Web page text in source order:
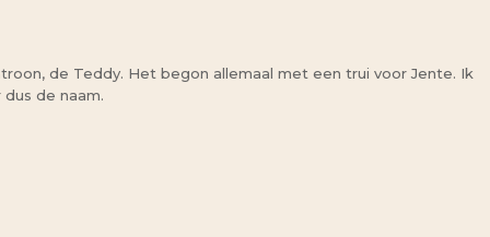
de Teddy. Het begon allemaal met een trui voor Jente. Ik
de naam.